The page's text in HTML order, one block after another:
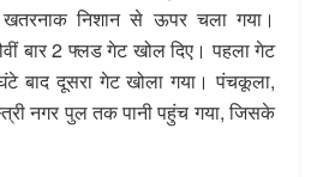
निशान से ऊपर चला गया।
बार 2 फ्लड गेट खोल दिए। पहला गेट
दूसरा गेट खोला गया। पंचकूला,
नगर पुल तक पानी पहुंच गया, जिसके